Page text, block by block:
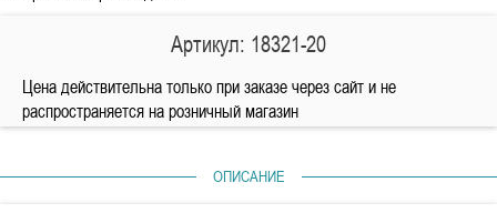
Артикул: 18321-20
Цена действительна только при заказе через сайт и не
распространяется на розничный магазин
ОПИСАНИЕ